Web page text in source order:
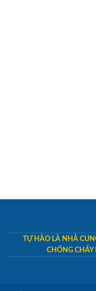
TỰ HÀO LÀ NHÀ
CHỐNG